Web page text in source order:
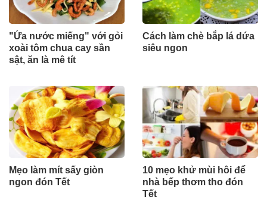
"Ứa nước miếng" với gỏi
xoài tôm chua cay sần
sật, ăn là mê tít
Cách làm chè bắp lá dứa
siêu ngon
Mẹo làm mít sấy giòn
ngon đón Tết
10 mẹo khử mùi hôi để
nhà bếp thơm tho đón
Tết